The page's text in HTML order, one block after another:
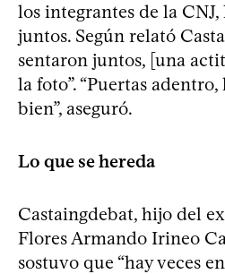
los integrantes de la
juntos. Según relató
sentaron juntos, [una
la foto”. “Puertas
bien”, aseguró.
Lo que se hereda
Castaingdebat, hijo del
Flores Armando Irineo
sostuvo que “hay veces